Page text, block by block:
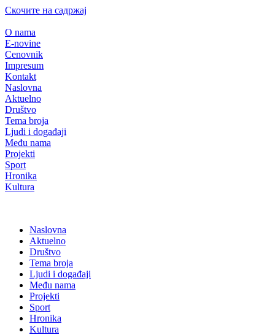
Скочите на садржај
O nama
E-novine
Cenovnik
Impresum
Kontakt
Naslovna
Aktuelno
Društvo
Tema broja
Ljudi i događaji
Među nama
Projekti
Sport
Hronika
Kultura
Naslovna
Aktuelno
Društvo
Tema broja
Ljudi i događaji
Među nama
Projekti
Sport
Hronika
Kultura